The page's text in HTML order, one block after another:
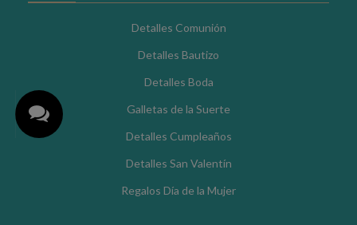
Detalles Comunión
Detalles Bautizo
Detalles Boda
Galletas de la Suerte
Detalles Cumpleaños
Detalles San Valentín
Regalos Día de la Mujer